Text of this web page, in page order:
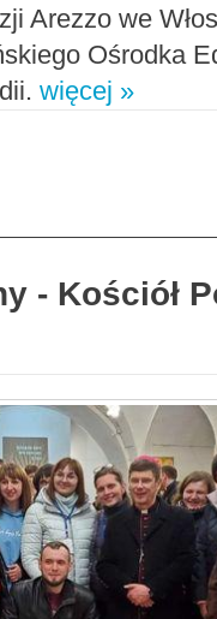
Arezzo we
Ośrodka
więcej »
- Kościół